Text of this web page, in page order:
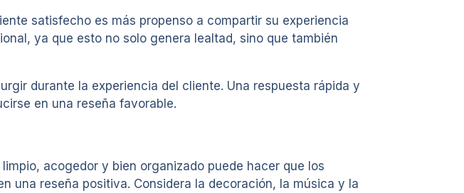
satisfecho es más propenso a compartir su experiencia
ya que esto no solo genera lealtad, sino que también
durante la experiencia del cliente. Una respuesta rápida y
en una reseña favorable.
acogedor y bien organizado puede hacer que los
una reseña positiva. Considera la decoración, la música y la